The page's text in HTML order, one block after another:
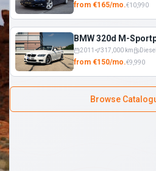
from €165/mo.€10,990
BMW 320d M-
2011 317,000 km Diesel
from €150/mo.€9,990
Browse